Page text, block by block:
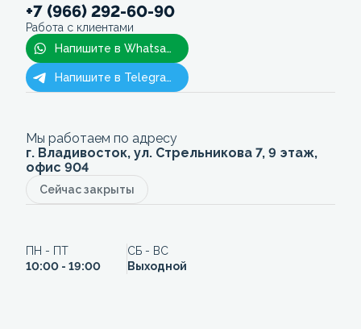
+7 (966) 292-60-90
Работа с клиентами
Напишите в Whatsapp
Напишите в Telegram
Мы работаем по адресу
г. Владивосток, ул. Стрельникова 7, 9 этаж,
офис 904
Сейчас закрыты
ПН - ПТ
10:00 - 19:00
СБ - ВС
Выходной